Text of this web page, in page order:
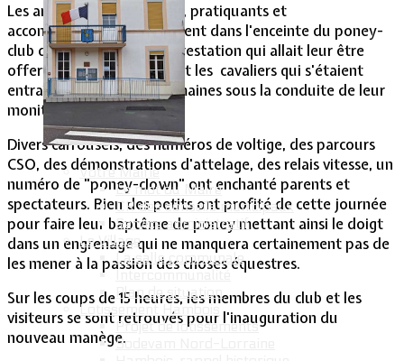
Votre Mairie
Le mot du Maire
CR des conseils municipaux
Service administratif
Le Village
La salle communale
Intercommunalité
Plan de situation
Lotissement Hambois
Projet de lotissements
Sodevam Nord-Lorraine
Les amateurs d'équitation, pratiquants et
accompagnants, se pressaient dans l'enceinte du poney-
club dans l'attente de la prestation qui allait leur être
offerte par les cavalières et les cavaliers qui s'étaient
entraînés pendant des semaines sous la conduite de leur
monitrice, Elodie Ludwig.
Divers carrousels, des numéros de voltige, des parcours
CSO, des démonstrations d'attelage, des relais vitesse, un
numéro de "poney-clown" ont enchanté parents et
spectateurs. Bien des petits ont profité de cette journée
pour faire leur baptême de poney mettant ainsi le doigt
dans un engrenage qui ne manquera certainement pas de
les mener à la passion des choses équestres.
Sur les coups de 15 heures, les membres du club et les
visiteurs se sont retrouvés pour l'inauguration du
nouveau manège.